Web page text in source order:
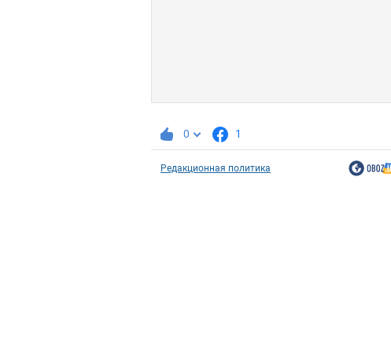
0 1
Редакционная политика